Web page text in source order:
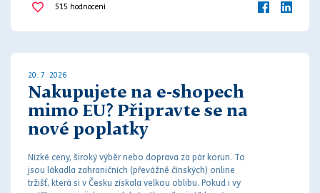
společné bydlení
515 hodnocení
20. 7. 2026
Nakupujete na e-shopech
mimo EU? Připravte se na
nové poplatky
Nízké ceny, široký výběr nebo doprava za pár korun. To
jsou lákadla zahraničních (převážně čínských) online
tržišť, která si v Česku získala velkou oblibu. Pokud i vy